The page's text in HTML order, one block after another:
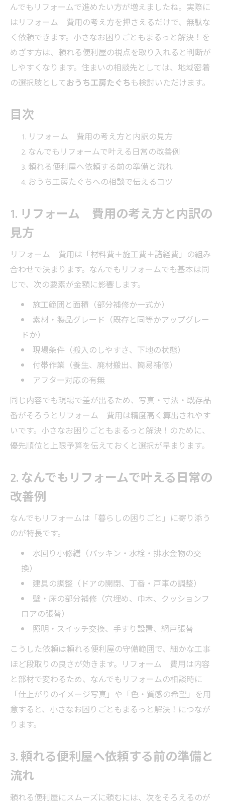
んでもリフォームで進めたい方が増えましたね。実際に
はリフォーム 費用の考え方を押さえるだけで、無駄な
く依頼できます。小さなお困りごともまるっと解決！を
めざす方は、頼れる便利屋の視点を取り入れると判断が
しやすくなります。住まいの相談先としては、地域密着
の選択肢としておうち工房たぐちも検討いただけます。
目次
リフォーム 費用の考え方と内訳の見方
なんでもリフォームで叶える日常の改善例
頼れる便利屋へ依頼する前の準備と流れ
おうち工房たぐちへの相談で伝えるコツ
1. リフォーム 費用の考え方と内訳の
見方
リフォーム 費用は「材料費＋施工費＋諸経費」の組み
合わせで決まります。なんでもリフォームでも基本は同
じで、次の要素が金額に影響します。
施工範囲と面積（部分補修か一式か）
素材・製品グレード（既存と同等かアップグレー
ドか）
現場条件（搬入のしやすさ、下地の状態）
付帯作業（養生、廃材搬出、簡易補修）
アフター対応の有無
同じ内容でも現場で差が出るため、写真・寸法・既存品
番がそろうとリフォーム 費用は精度高く算出されやす
いです。小さなお困りごともまるっと解決！のために、
優先順位と上限予算を伝えておくと選択が早まります。
2. なんでもリフォームで叶える日常の
改善例
なんでもリフォームは「暮らしの困りごと」に寄り添う
のが特長です。
水回り小修繕（パッキン・水栓・排水金物の交
換）
建具の調整（ドアの開閉、丁番・戸車の調整）
壁・床の部分補修（穴埋め、巾木、クッションフ
ロアの張替）
照明・スイッチ交換、手すり設置、網戸張替
こうした依頼は頼れる便利屋の守備範囲で、細かな工事
ほど段取りの良さが効きます。リフォーム 費用は内容
と部材で変わるため、なんでもリフォームの相談時に
「仕上がりのイメージ写真」や「色・質感の希望」を用
意すると、小さなお困りごともまるっと解決！につなが
ります。
3. 頼れる便利屋へ依頼する前の準備と
流れ
頼れる便利屋にスムーズに頼むには、次をそろえるのが